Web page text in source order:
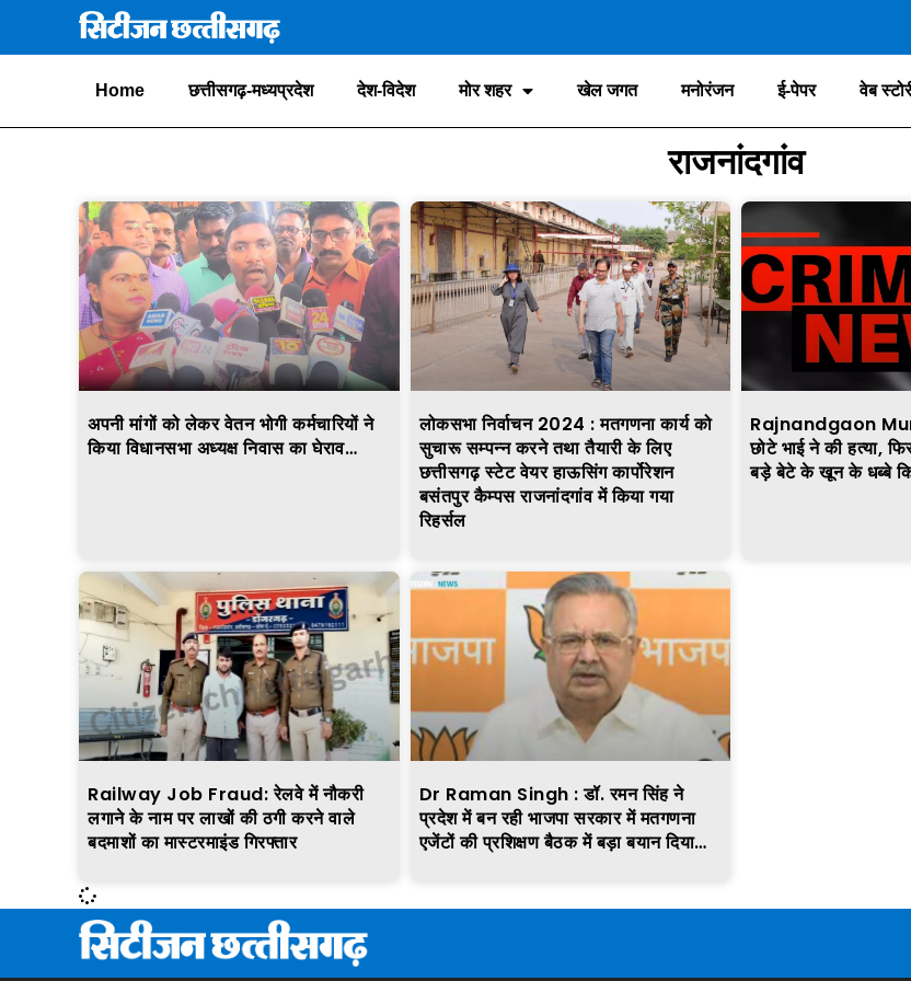
Home छत्तीसगढ़-मध्यप्रदेश देश-विदेश मोर शहर खेल जगत मनोरंजन ई-पेपर वेब
राजनांदगांव
अपनी मांगों को लेकर वेतन भोगी कर्मचारियों ने
किया विधानसभा अध्यक्ष निवास का घेराव…
लोकसभा निर्वाचन 2024 : मतगणना कार्य को
सुचारू सम्पन्न करने तथा तैयारी के लिए
छत्तीसगढ़ स्टेट वेयर हाऊसिंग कार्पोरेशन
बसंतपुर कैम्पस राजनांदगांव में किया गया
रिहर्सल
Rajnandgaon
छोटे भाई ने की हत्या,
बड़े बेटे के खून के धब्बे
Railway Job Fraud: रेलवे में नौकरी
लगाने के नाम पर लाखों की ठगी करने वाले
बदमाशों का मास्टरमाइंड गिरफ्तार
Dr Raman Singh : डॉ. रमन सिंह ने
प्रदेश में बन रही भाजपा सरकार में मतगणना
एजेंटों की प्रशिक्षण बैठक में बड़ा बयान दिया…